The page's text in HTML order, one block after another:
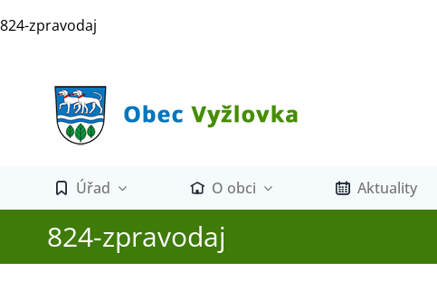
na
824-zpravodaj
Úřad O obci Aktuality
824-zpravodaj